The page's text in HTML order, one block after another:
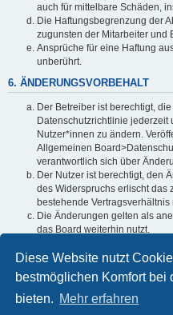
Diese Website nutzt
bestmöglichen Komfort bei
bieten. Mehr erfahren
auch für mittelbare Schäden,
Die Haftungsbegrenzung der
zugunsten der Mitarbeiter und
Ansprüche für eine Haftung
unberührt.
6. ÄNDERUNGSVORBEHALT
Der Betreiber ist berechtigt,
Datenschutzrichtlinie
Nutzer*innen zu ändern.
Allgemeinen
verantwortlich sich über
Der Nutzer ist berechtigt, den
des Widerspruchs erlischt das
bestehende
Die Änderungen gelten als
das Board weiterhin nutzt.
Informationen über den
in der Datenschutzrichtlinie